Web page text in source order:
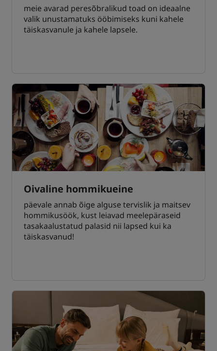
meie avarad peresõbralikud toad on ideaalne
valik unustamatuks ööbimiseks kuni kahele
täiskasvanule ja kahele lapsele.
Oivaline hommikueine
päevale annab õige alguse tervislik ja maitsev
hommikusöök, kust leiavad meelepäraseid
tasakaalustatud palasid nii lapsed kui ka
täiskasvanud!